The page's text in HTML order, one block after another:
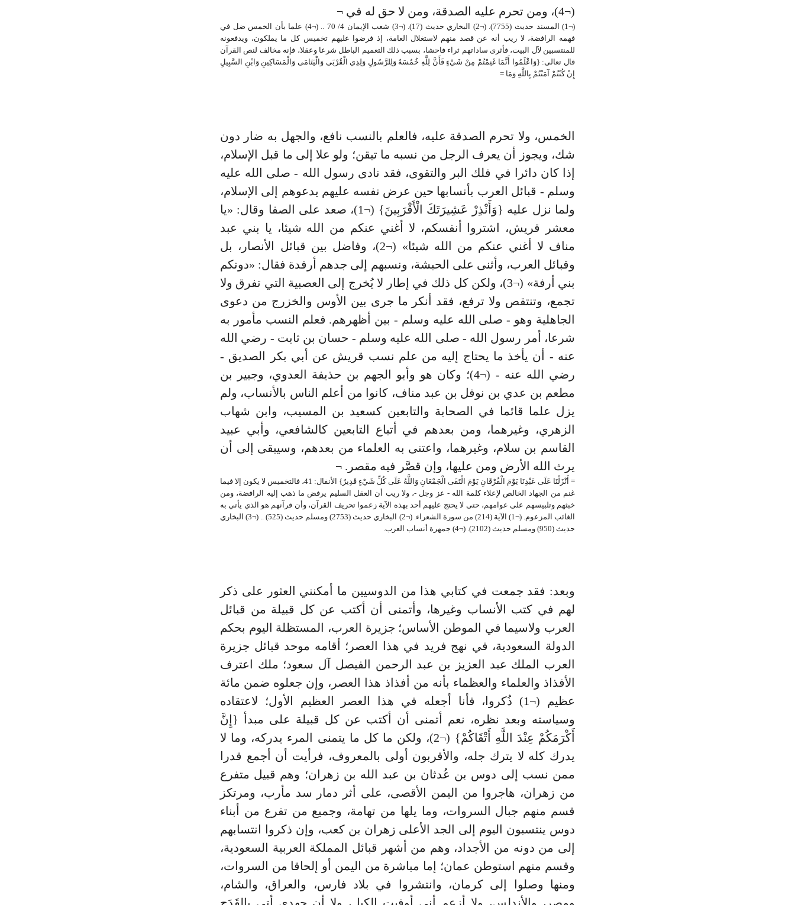
(¬4)، ومن تحرم عليه الصدقة، ومن لا حق له في ¬
(¬1) المسند حديث (7755). (¬2) البخاري حديث (17). (¬3) شعب الإيمان 4/ 70 .. (¬4) علما بأن الخمس ضل في
فهمه الرافضة، لا ريب أنه عن قصد منهم لاستغلال العامة، إذ فرضوا عليهم تخميس كل ما يملكون، ويدفعونه
للمنتسبين لآل البيت، فأثرى ساداتهم ثراء فاحشا، بسبب ذلك التعميم الباطل شرعا وعقلا، فإنه مخالف لنص القرآن
قال تعالى: {وَاعْلَمُوا أَنَّمَا غَنِمْتُمْ مِنْ شَيْءٍ فَأَنَّ لِلَّهِ خُمُسَهُ وَلِلرَّسُولِ وَلِذِي الْقُرْبَى وَالْيَتَامَى وَالْمَسَاكِينِ وَابْنِ السَّبِيلِ
إِنْ كُنْتُمْ آمَنْتُمْ بِاللَّهِ وَمَا =
الخمس، ولا تحرم الصدقة عليه، فالعلم بالنسب نافع، والجهل به ضار دون
شك، ويجوز أن يعرف الرجل من نسبه ما تيقن؛ ولو علا إلى ما قبل الإسلام،
إذا كان دائرا في فلك البر والتقوى، فقد نادى رسول الله - صلى الله عليه
وسلم - قبائل العرب بأنسابها حين عرض نفسه عليهم يدعوهم إلى الإسلام،
ولما نزل عليه {وَأَنْذِرْ عَشِيرَتَكَ الْأَقْرَبِينَ} (¬1)، صعد على الصفا وقال: «يا
معشر قريش، اشتروا أنفسكم، لا أغني عنكم من الله شيئا، يا بني عبد
مناف لا أغني عنكم من الله شيئا» (¬2)، وفاضل بين قبائل الأنصار، بل
وقبائل العرب، وأثنى على الحبشة، ونسبهم إلى جدهم أرفدة فقال: «دونكم
بني أرفة» (¬3)، ولكن كل ذلك في إطار لا يُخرج إلى العصبية التي تفرق ولا
تجمع، وتنتقص ولا ترفع، فقد أنكر ما جرى بين الأوس والخزرج من دعوى
الجاهلية وهو - صلى الله عليه وسلم - بين أظهرهم. فعلم النسب مأمور به
شرعا، أمر رسول الله - صلى الله عليه وسلم - حسان بن ثابت - رضي الله
عنه - أن يأخذ ما يحتاج إليه من علم نسب قريش عن أبي بكر الصديق -
رضي الله عنه - (¬4)؛ وكان هو وأبو الجهم بن حذيفة العدوي، وجبير بن
مطعم بن عدي بن نوفل بن عبد مناف، كانوا من أعلم الناس بالأنساب، ولم
يزل علما قائما في الصحابة والتابعين كسعيد بن المسيب، وابن شهاب
الزهري، وغيرهما، ومن بعدهم في أتباع التابعين كالشافعي، وأبي عبيد
القاسم بن سلام، وغيرهما، واعتنى به العلماء من بعدهم، وسيبقى إلى أن
يرث الله الأرض ومن عليها، وإن قصَّر فيه مقصر. ¬
= أَنْزَلْنَا عَلَى عَبْدِنَا يَوْمَ الْفُرْقَانِ يَوْمَ الْتَقَى الْجَمْعَانِ وَاللَّهُ عَلَى كُلِّ شَيْءٍ قَدِيرٌ} الأنفال: 41، فالتخميس لا يكون إلا فيما
غنم من الجهاد الخالص لإعلاء كلمة الله - عز وجل -، ولا ريب أن العقل السليم يرفض ما ذهب إليه الرافضة، ومن
خبثهم وتلبيسهم على عوامهم، حتى لا يحتج عليهم أحد بهذه الآية زعموا تحريف القرآن، وأن قرآنهم هو الذي يأتي به
الغائب المزعوم. (¬1) الآية (214) من سورة الشعراء. (¬2) البخاري حديث (2753) ومسلم حديث (525) .. (¬3) البخاري
حديث (950) ومسلم حديث (2102). (¬4) جمهرة أنساب العرب.
وبعد: فقد جمعت في كتابي هذا من الدوسيين ما أمكنني العثور على ذكر
لهم في كتب الأنساب وغيرها، وأتمنى أن أكتب عن كل قبيلة من قبائل
العرب ولاسيما في الموطن الأساس؛ جزيرة العرب، المستظلة اليوم بحكم
الدولة السعودية، في نهج فريد في هذا العصر؛ أقامه موحد قبائل جزيرة
العرب الملك عبد العزيز بن عبد الرحمن الفيصل آل سعود؛ ملك اعترف
الأفذاذ والعلماء والعظماء بأنه من أفذاذ هذا العصر، وإن جعلوه ضمن مائة
عظيم (¬1) ذُكروا، فأنا أجعله في هذا العصر العظيم الأول؛ لاعتقاده
وسياسته وبعد نظره، نعم أتمنى أن أكتب عن كل قبيلة على مبدأ {إِنَّ
أَكْرَمَكُمْ عِنْدَ اللَّهِ أَتْقَاكُمْ} (¬2)، ولكن ما كل ما يتمنى المرء يدركه، وما لا
يدرك كله لا يترك جله، والأقربون أولى بالمعروف، فرأيت أن أجمع قدرا
ممن نسب إلى دوس بن عُدثان بن عبد الله بن زهران؛ وهم قبيل متفرع
من زهران، هاجروا من اليمن الأقصى، على أثر دمار سد مأرب، ومرتكز
قسم منهم جبال السروات، وما يلها من تهامة، وجميع من تفرع من أبناء
دوس ينتسبون اليوم إلى الجد الأعلى زهران بن كعب، وإن ذكروا انتسابهم
إلى من دونه من الأجداد، وهم من أشهر قبائل المملكة العربية السعودية،
وقسم منهم استوطن عمان؛ إما مباشرة من اليمن أو إلحاقا من السروات،
ومنها وصلوا إلى كرمان، وانتشروا في بلاد فارس، والعراق، والشام،
ومصر، والأندلس، ولا أزعم أني أوفيت الكيل، ولا أن جهدي أتى بالقَدَح